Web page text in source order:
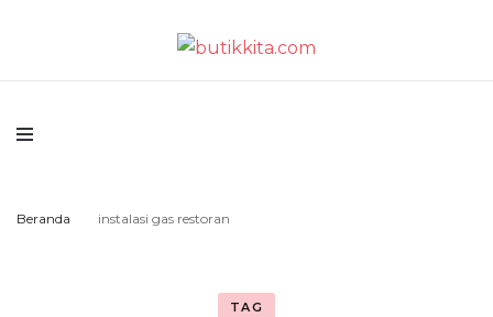
butikkita.com
Beranda instalasi gas restoran
TAG